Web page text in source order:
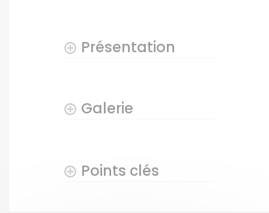
Présentation
Galerie
Points clés